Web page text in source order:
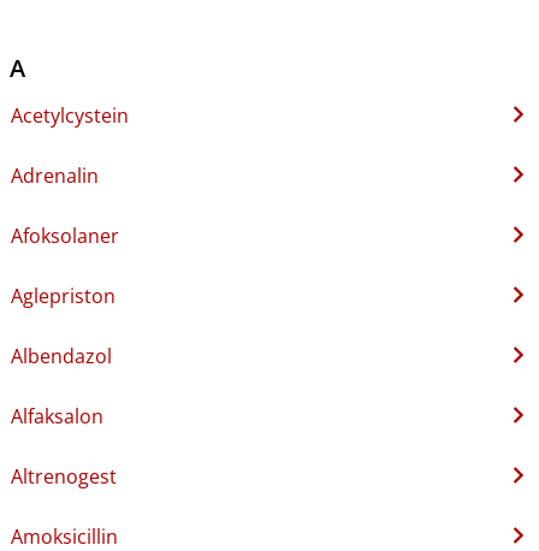
A
Acetylcystein
Adrenalin
Afoksolaner
Aglepriston
Albendazol
Alfaksalon
Altrenogest
Amoksicillin